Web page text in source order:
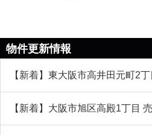
物件更新情報
【新着】東大阪市高井田元町2
【新着】大阪市旭区高殿1丁目